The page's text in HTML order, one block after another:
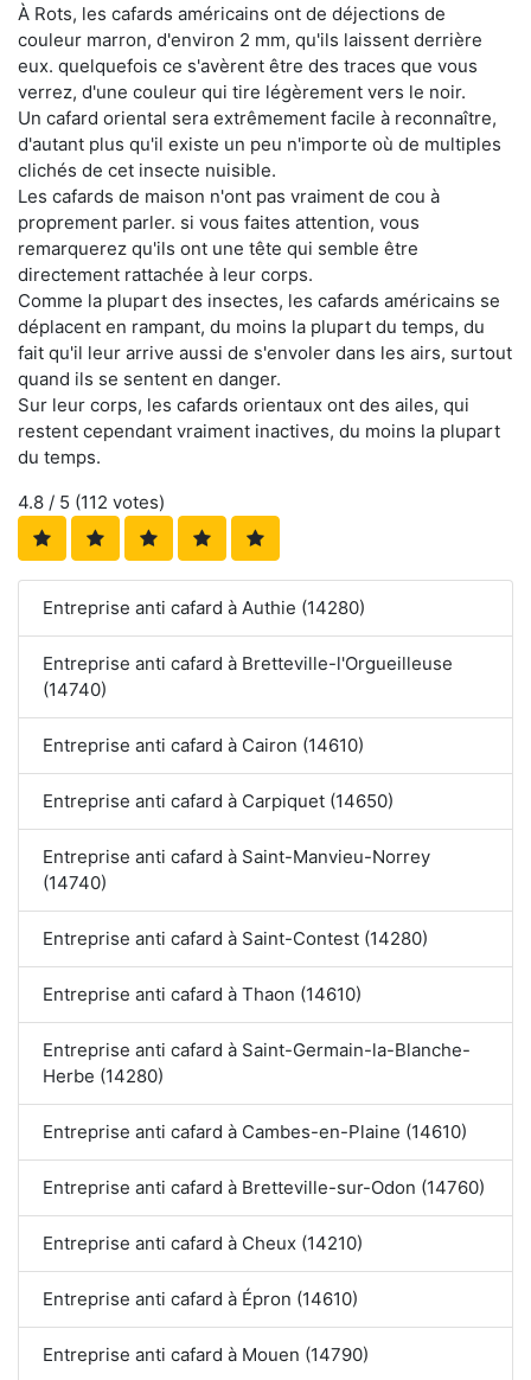
À Rots, les cafards américains ont de déjections de
couleur marron, d'environ 2 mm, qu'ils laissent derrière
eux. quelquefois ce s'avèrent être des traces que vous
verrez, d'une couleur qui tire légèrement vers le noir.
Un cafard oriental sera extrêmement facile à reconnaître,
d'autant plus qu'il existe un peu n'importe où de multiples
clichés de cet insecte nuisible.
Les cafards de maison n'ont pas vraiment de cou à
proprement parler. si vous faites attention, vous
remarquerez qu'ils ont une tête qui semble être
directement rattachée à leur corps.
Comme la plupart des insectes, les cafards américains se
déplacent en rampant, du moins la plupart du temps, du
fait qu'il leur arrive aussi de s'envoler dans les airs, surtout
quand ils se sentent en danger.
Sur leur corps, les cafards orientaux ont des ailes, qui
restent cependant vraiment inactives, du moins la plupart
du temps.
4.8 / 5 (112 votes)
Entreprise anti cafard à Authie (14280)
Entreprise anti cafard à Bretteville-l'Orgueilleuse
(14740)
Entreprise anti cafard à Cairon (14610)
Entreprise anti cafard à Carpiquet (14650)
Entreprise anti cafard à Saint-Manvieu-Norrey
(14740)
Entreprise anti cafard à Saint-Contest (14280)
Entreprise anti cafard à Thaon (14610)
Entreprise anti cafard à Saint-Germain-la-Blanche-
Herbe (14280)
Entreprise anti cafard à Cambes-en-Plaine (14610)
Entreprise anti cafard à Bretteville-sur-Odon (14760)
Entreprise anti cafard à Cheux (14210)
Entreprise anti cafard à Épron (14610)
Entreprise anti cafard à Mouen (14790)